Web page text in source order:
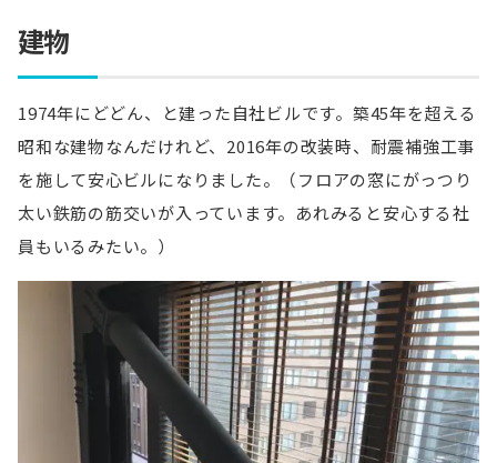
建物
1974年にどどん、と建った自社ビルです。築45年を超える
昭和な建物なんだけれど、2016年の改装時、耐震補強工事
を施して安心ビルになりました。（フロアの窓にがっつり
太い鉄筋の筋交いが入っています。あれみると安心する社
員もいるみたい。）